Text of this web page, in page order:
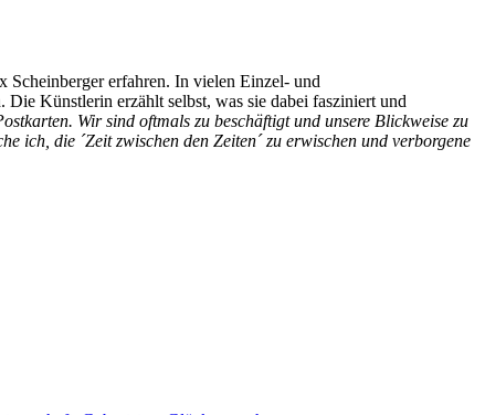
erfahren. In vielen Einzel- und
Künstlerin erzählt selbst, was sie dabei fasziniert und
Wir sind oftmals zu beschäftigt und unsere Blickweise zu
ich, die ´Zeit zwischen den Zeiten´ zu erwischen und verborgene